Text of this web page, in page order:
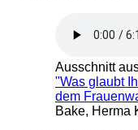
Ausschnitt
"Was glaubt
dem
Bake, Herma